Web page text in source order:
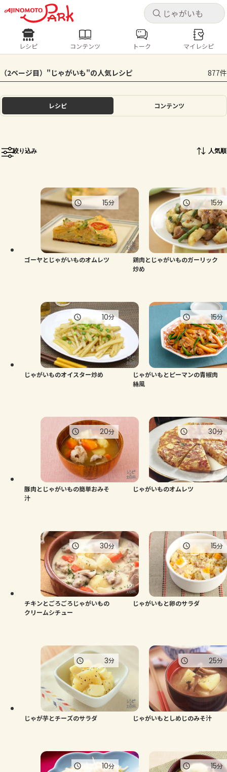
キャ
ログインするとレシピを保存できます
ログイン
ホーム
トーク
よくあるお問い合わせ
お買い物
キャ
レシピ コンテンツ
人気の食材・レシピ
きゅうり なす トマト とうもろこし
ピーマン
レシピ コンテンツ トーク マイレシピ
（2ページ目）"じゃがいも"の人気レシピ 877件
レシピ コンテンツ
絞り込み 人気順
ゴーヤとじゃがいものオムレツ
15分
鶏肉とじゃがいものガーリック
炒め
15分
じゃがいものオイスター炒め
10分
じゃがいもとピーマンの青椒肉
絲風
15分
豚肉とじゃがいもの簡単おみそ
汁
20分
じゃがいものオムレツ
30分
チキンとごろごろじゃがいもの
クリームシチュー
30分
じゃがいもと卵のサラダ
15分
じゃが芋とチーズのサラダ
3分
じゃがいもとしめじのみそ汁
25分
10分 15分